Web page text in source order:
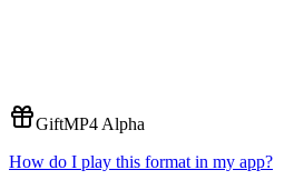
GiftMP4 Alpha
How do I play this format in my app?